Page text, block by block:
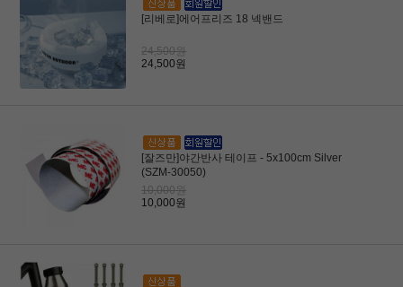
[리베로]에어프리즈 18 넥밴드
24,500원
24,500원
[잘즈만]야간반사 테이프 - 5x100cm Silver
(SZM-30050)
10,000원
10,000원